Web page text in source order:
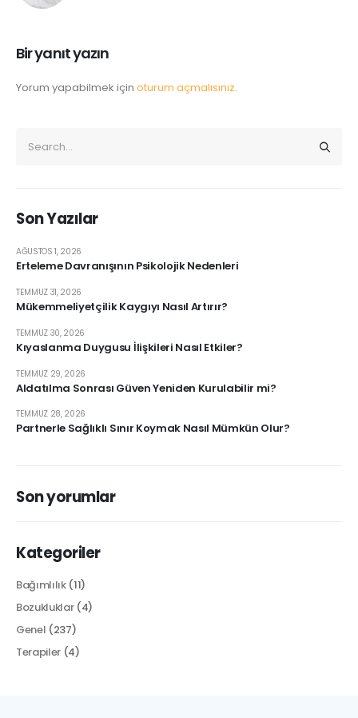
Bir yanıt yazın
Yorum yapabilmek için oturum açmalısınız.
Son Yazılar
Erteleme Davranışının Psikolojik Nedenleri
AĞUSTOS 1, 2026
Mükemmeliyetçilik Kaygıyı Nasıl Artırır?
TEMMUZ 31, 2026
Kıyaslanma Duygusu İlişkileri Nasıl Etkiler?
TEMMUZ 30, 2026
Aldatılma Sonrası Güven Yeniden Kurulabilir mi?
TEMMUZ 29, 2026
Partnerle Sağlıklı Sınır Koymak Nasıl Mümkün Olur?
TEMMUZ 28, 2026
Son yorumlar
Kategoriler
Bağımlılık(11)
Bozukluklar(4)
Genel (237)
Terapiler (4)